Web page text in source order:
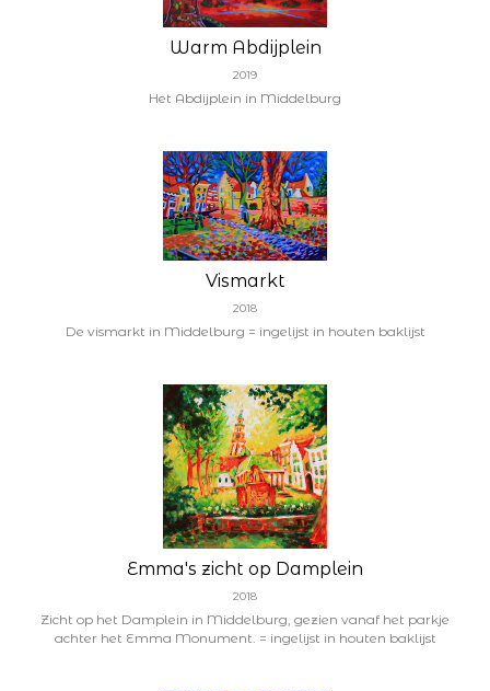
Warm Abdijplein
2019
Het Abdijplein in Middelburg
Vismarkt
2018
De vismarkt in Middelburg = ingelijst in houten baklijst
Emma's zicht op Damplein
2018
Zicht op het Damplein in Middelburg, gezien vanaf het parkje
achter het Emma Monument. = ingelijst in houten baklijst